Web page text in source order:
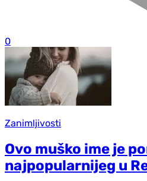
0
Zanimljivosti
Ovo muško ime je
najpopularnijeg u